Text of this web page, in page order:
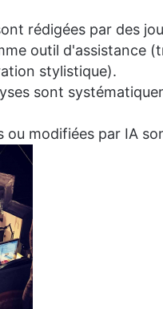
rédigées par des
outil d'assistance
stylistique).
sont
ou modifiées par IA